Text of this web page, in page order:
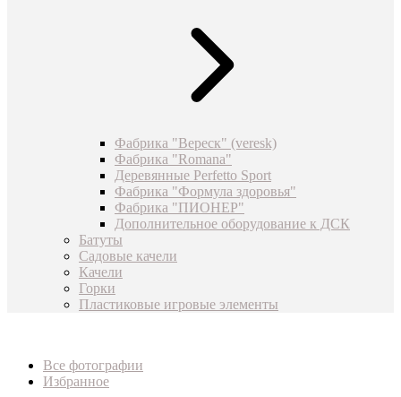
Фабрика "Вереск" (veresk)
Фабрика "Romana"
Деревянные Perfetto Sport
Фабрика "Формула здоровья"
Фабрика "ПИОНЕР"
Дополнительное оборудование к ДСК
Батуты
Садовые качели
Качели
Горки
Пластиковые игровые элементы
Все фотографии
Избранное